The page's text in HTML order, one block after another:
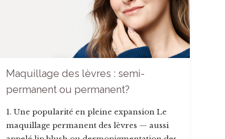
Maquillage des lèvres : semi-
permanent ou permanent?
1. Une popularité en pleine expansion Le
maquillage permanent des lèvres — aussi